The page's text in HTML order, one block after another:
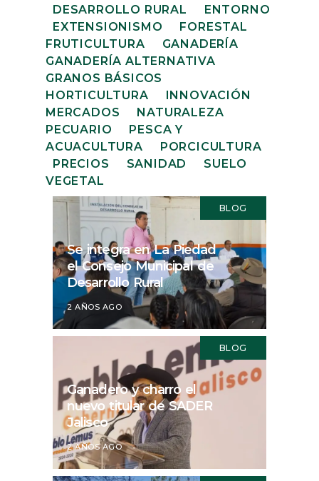
DESARROLLO RURAL
ENTORNO
EXTENSIONISMO
FORESTAL
FRUTICULTURA
GANADERÍA
GANADERÍA ALTERNATIVA
GRANOS BÁSICOS
HORTICULTURA
INNOVACIÓN
MERCADOS
NATURALEZA
PECUARIO
PESCA Y
ACUACULTURA
PORCICULTURA
PRECIOS
SANIDAD
SUELO
VEGETAL
BLOG
Se integra en La Piedad
el Consejo Municipal de
Desarrollo Rural
2 AÑOS AGO
BLOG
Ganadero y charro el
nuevo titular de SADER
Jalisco
2 AÑOS AGO